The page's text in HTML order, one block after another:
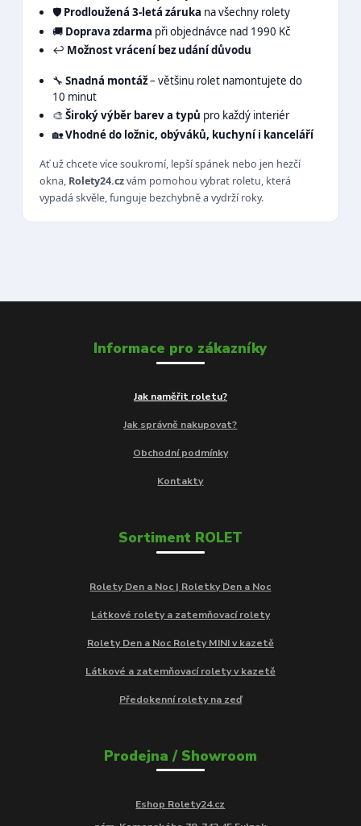
🛡️ Prodloužená 3-letá záruka na všechny rolety
🚚 Doprava zdarma při objednávce nad 1990 Kč
↩️ Možnost vrácení bez udání důvodu
🔧 Snadná montáž– většinu rolet namontujete do
10 minut
🎨 Široký výběr barev a typů pro každý interiér
🏡Vhodné do ložnic, obýváků, kuchyní i kanceláří
Ať už chcete více soukromí, lepší spánek nebo jen hezčí
okna, Rolety24.czvám pomohou vybrat roletu, která
vypadá skvěle, funguje bezchybně a vydrží roky.
Informace pro zákazníky
Jak naměřit roletu?
Jak správně nakupovat?
Obchodní podmínky
Kontakty
Sortiment ROLET
Rolety Den a Noc | Roletky Den a Noc
Látkové rolety a zatemňovací rolety
Rolety Den a Noc Rolety MINI v kazetě
Látkové a zatemňovací rolety v kazetě
Předokenní rolety na zeď
Prodejna / Showroom
Eshop Rolety24.cz